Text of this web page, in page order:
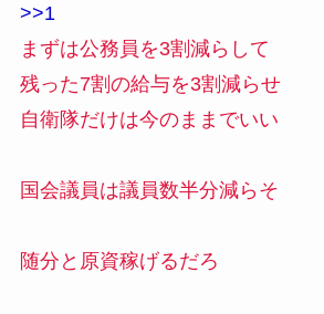
>>1
まずは公務員を3割減らして
残った7割の給与を3割減らせ
自衛隊だけは今のままでいい
国会議員は議員数半分減らそ
随分と原資稼げるだろ